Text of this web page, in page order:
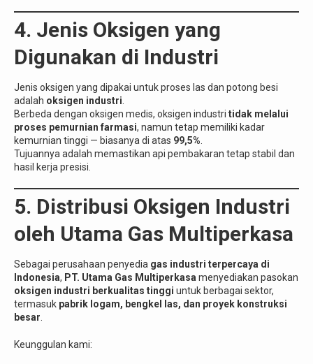
4. Jenis Oksigen yang
Digunakan di Industri
Jenis oksigen yang dipakai untuk proses las dan potong besi
adalah oksigen industri
Berbeda dengan oksigen medis, oksigen industri tidak melalui
proses pemurnian farmasi, namun tetap memiliki kadar
kemurnian tinggi — biasanya di atas 99,5%
Tujuannya adalah memastikan api pembakaran tetap stabil dan
hasil kerja presisi.
5. Distribusi Oksigen Industri
oleh Utama Gas Multiperkasa
Sebagai perusahaan penyedia gas industri terpercaya di
Indonesia, PT. Utama Gas Multiperkasa menyediakan pasokan
oksigen industri berkualitas tinggi untuk berbagai sektor,
termasuk pabrik logam, bengkel las, dan proyek konstruksi
besar
Keunggulan kami: